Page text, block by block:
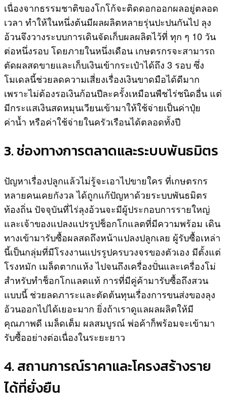
เนื่องจากธรรมชาติของโกโก้จะติดดอกออกผลอยู่ตลอด
เวลา ทำให้ในหนึ่งต้นมีผลผลิตหลายรุ่นปะปนกันไป ลุง
อ้วนจึงวางระบบการเดินจัดเก็บผลผลิตไว้ที่ ทุก ๆ 10 วัน
ต่อหนึ่งรอบ โดยภายในหนึ่งเดือน เกษตรกรจะสามารถ
ตัดผลสดขายและเก็บเงินเข้ากระเป๋าได้ถึง 3 รอบ ซึ่ง
โมเดลนี้ช่วยลดความเสี่ยงเรื่องเงินขาดมือได้ดีมาก
เพราะไม่ต้องรอเงินก้อนปีละครั้งเหมือนพืชไร่ชนิดอื่น แต่
มีกระแสเงินสดหมุนเวียนเข้ามาให้ใช้จ่ายเป็นค่าปุ๋ย
ค่าน้ำ หรือค่าใช้จ่ายในครัวเรือนได้ตลอดทั้งปี
3. ช่องทางการตลาดและระบบพันธมิตร
ปัญหาเรื่องปลูกแล้วไม่รู้จะเอาไปขายใคร ที่เกษตรกร
หลายคนเคยกังวล ได้ถูกแก้ปัญหาด้วยระบบพันธมิตร
ท้องถิ่น ปัจจุบันที่ไร่ลุงอ้วนจะมีผู้ประกอบการรายใหญ่
และเจ้าของแปลงแปรรูปช็อกโกแลตที่มีความพร้อม เดิน
ทางเข้ามารับซื้อผลสดถึงหน้าแปลงปลูกเลย ผู้รับซื้อเหล่า
นี้เป็นกลุ่มที่มีโรงงานแปรรูปครบวงจรของตัวเอง มีตั้งแต่
โรงหมัก เมล็ดตากแห้ง ไปจนถึงเครื่องปั่นและเครื่องโม่
สำหรับทำช็อกโกแลตแท้ การที่มีคู่ค้ามารับซื้อถึงสวน
แบบนี้ ช่วยลดภาระและตัดต้นทุนเรื่องการขนส่งของลุง
อ้วนออกไปได้เยอะมาก ยิ่งถ้าเราดูแลผลผลิตให้มี
คุณภาพดี เมล็ดเต็ม ผลสมบูรณ์ พ่อค้าก็พร้อมจะเข้ามา
รับซื้ออย่างต่อเนื่องในระยะยาว
4. สถานการณ์ราคาและโครงสร้างราย
ได้ที่ยั่งยืน